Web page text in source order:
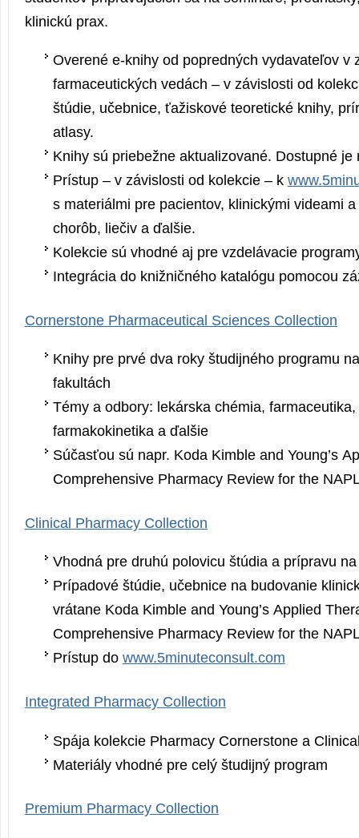
klinickú prax.
Overené e-knihy od popredných vydavateľov v
farmaceutických vedách – v závislosti od
štúdie, učebnice, ťažiskové teoretické knihy,
atlasy.
Knihy sú priebežne aktualizované. Dostupné je
Prístup – v závislosti od kolekcie – k
s materiálmi pre pacientov, klinickými videami
chorôb, liečiv a ďalšie.
Kolekcie sú vhodné aj pre vzdelávacie
Integrácia do knižničného katalógu pomocou
Cornerstone Pharmaceutical Sciences Collection
Knihy pre prvé dva roky študijného programu
fakultách
Témy a odbory: lekárska chémia,
farmakokinetika a ďalšie
Súčasťou sú napr. Koda Kimble and Young’s
Comprehensive Pharmacy Review for the
Clinical Pharmacy Collection
Vhodná pre druhú polovicu štúdia a prípravu
Prípadové štúdie, učebnice na budovanie
vrátane Koda Kimble and Young’s Applied
Comprehensive Pharmacy Review for the
Prístup do www.5minuteconsult.com
Integrated Pharmacy Collection
Spája kolekcie Pharmacy Cornerstone a
Materiály vhodné pre celý študijný program
Premium Pharmacy Collection